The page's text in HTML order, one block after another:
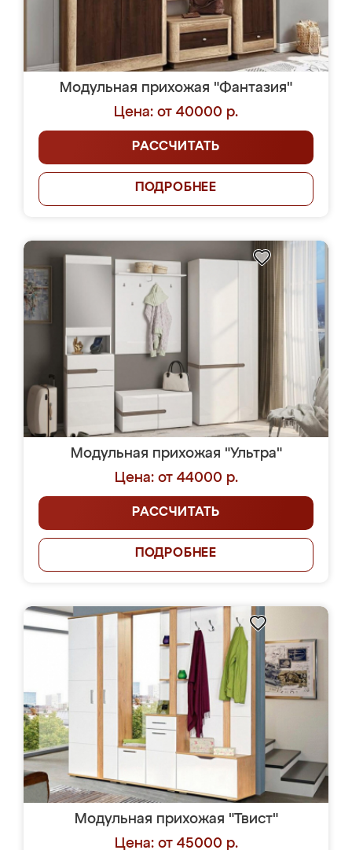
Модульная прихожая "Фантазия"
Цена: от 40000 р.
РАССЧИТАТЬ
ПОДРОБНЕЕ
Модульная прихожая "Ультра"
Цена: от 44000 р.
РАССЧИТАТЬ
ПОДРОБНЕЕ
Модульная прихожая "Твист"
Цена: от 45000 р.